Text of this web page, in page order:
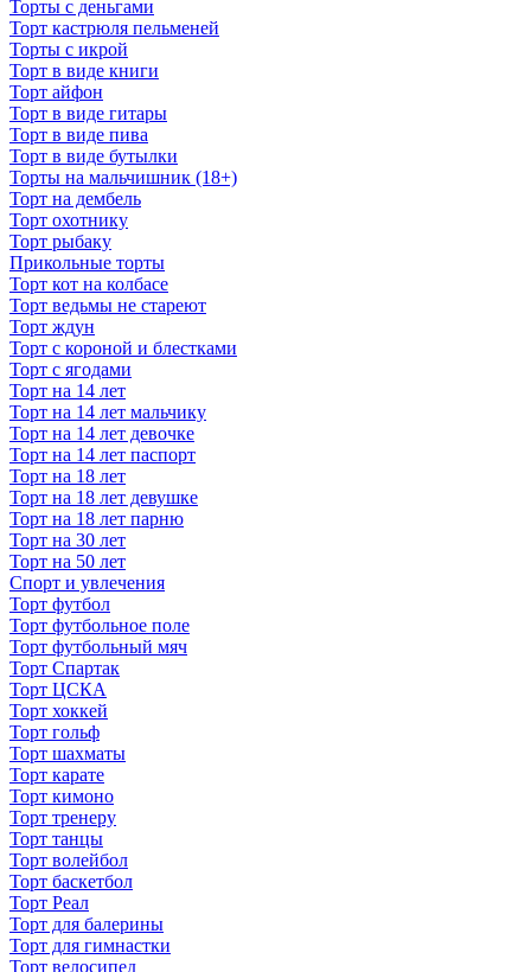
Торты с деньгами
Торт кастрюля пельменей
Торты с икрой
Торт в виде книги
Торт айфон
Торт в виде гитары
Торт в виде пива
Торт в виде бутылки
Торты на мальчишник (18+)
Торт на дембель
Торт охотнику
Торт рыбаку
Прикольные торты
Торт кот на колбасе
Торт ведьмы не стареют
Торт ждун
Торт с короной и блестками
Торт с ягодами
Торт на 14 лет
Торт на 14 лет мальчику
Торт на 14 лет девочке
Торт на 14 лет паспорт
Торт на 18 лет
Торт на 18 лет девушке
Торт на 18 лет парню
Торт на 30 лет
Торт на 50 лет
Спорт и увлечения
Торт футбол
Торт футбольное поле
Торт футбольный мяч
Торт Спартак
Торт ЦСКА
Торт хоккей
Торт гольф
Торт шахматы
Торт карате
Торт кимоно
Торт тренеру
Торт танцы
Торт волейбол
Торт баскетбол
Торт Реал
Торт для балерины
Торт для гимнастки
Торт велосипед